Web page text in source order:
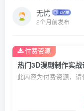
无忧
2个月前发布
此内容为付费资源，请
付费资源